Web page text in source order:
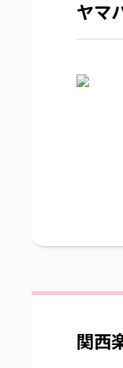
ヤマ
関西